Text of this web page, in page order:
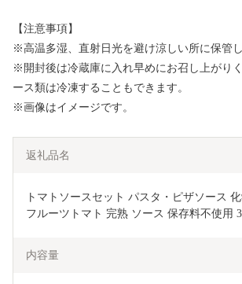
【注意事項】
※高温多湿、直射日光を避け涼しい所に保管し
※開封後は冷蔵庫に入れ早めにお召し上がり
ース類は冷凍することもできます。
※画像はイメージです。
返礼品名
トマトソースセット パスタ・ピザソース
フルーツトマト 完熟 ソース 保存料不使用
内容量